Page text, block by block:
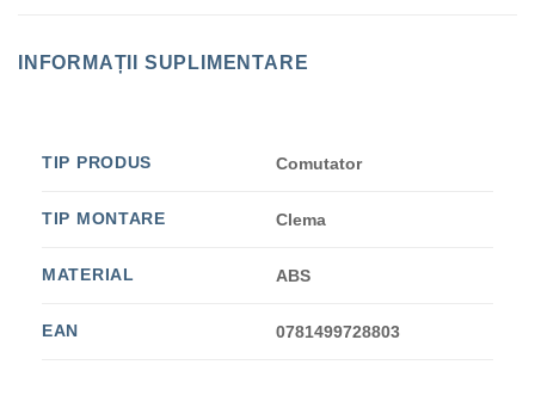
INFORMAȚII SUPLIMENTARE
TIP PRODUS Comutator
TIP MONTARE Clema
MATERIAL ABS
EAN 0781499728803